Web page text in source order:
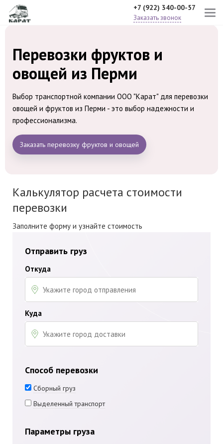
+7 (922) 340-00-57
Заказать звонок
Перевозки фруктов и
овощей из Перми
Выбор транспортной компании ООО "Карат" для перевозки
овощей и фруктов из Перми - это выбор надежности и
профессионализма.
Заказать перевозку фруктов и овощей
Калькулятор расчета стоимости
перевозки
Заполните форму и узнайте стоимость
Отправить груз
Откуда
Куда
Способ перевозки
Сборный груз
Выделенный транспорт
Параметры груза